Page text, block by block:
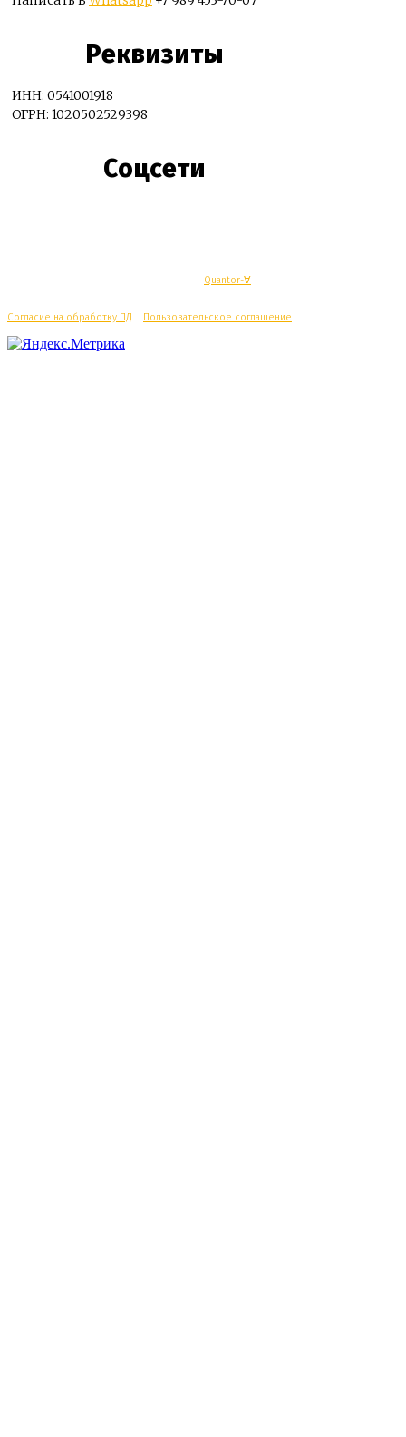
Реквизиты
ИНН: 0541001918
ОГРН: 1020502529398
Соцсети
Quantor-∀
Согласие на обработку ПД Пользовательское соглашение